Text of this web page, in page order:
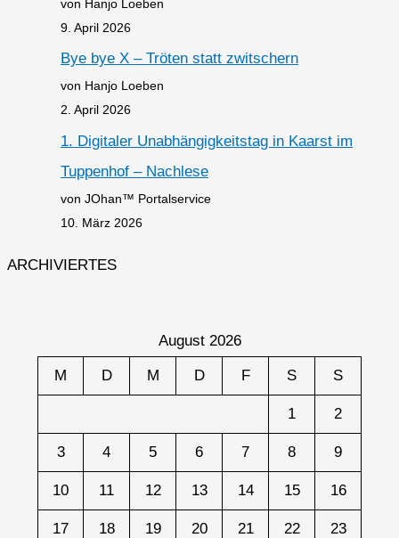
von Hanjo Loeben
9. April 2026
Bye bye X – Tröten statt zwitschern
von Hanjo Loeben
2. April 2026
1. Digitaler Unabhängigkeitstag in Kaarst im
Tuppenhof – Nachlese
von JOhan™ Portalservice
10. März 2026
ARCHIVIERTES
August 2026
M D M D F S S
1 2
3 4 5 6 7 8 9
10 11 12 13 14 15 16
17 18 19 20 21 22 23